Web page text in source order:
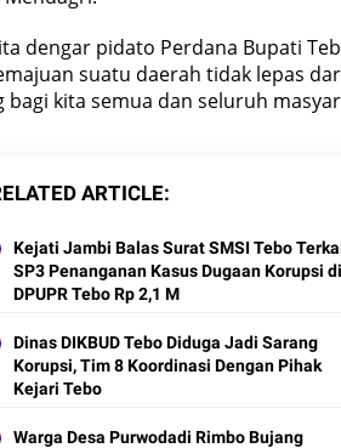
dengar pidato Perdana Bupati
suatu daerah tidak lepas
bagi kita semua dan seluruh
ARTICLE
Kejati Jambi Balas Surat SMSI Tebo
SP3 Penanganan Kasus Dugaan Korupsi di
DPUPR Tebo Rp 2,1 M
Dinas DIKBUD Tebo Diduga Jadi Sarang
Korupsi, Tim 8 Koordinasi Dengan Pihak
Kejari Tebo
Warga Desa Purwodadi Rimbo Bujang